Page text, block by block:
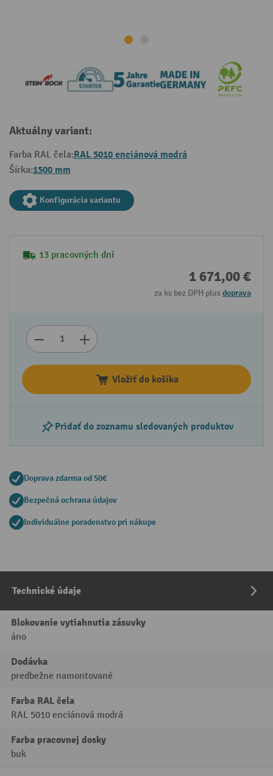
Aktuálny variant:
Farba RAL čela:RAL 5010 enciánová modrá
Šírka:1500 mm
Konfigurácia variantu
13 pracovných dní
1 671,00 €
za ks bez DPH plusdoprava
Vložiť do košíka
Pridať do zoznamu sledovaných produktov
Doprava zdarma od 50€
Bezpečná ochrana údajov
Individuálne poradenstvo pri nákupe
Technické údaje
Blokovanie vytiahnutia zásuvky
áno
Dodávka
predbežne namontované
Farba RAL čela
RAL 5010 enciánová modrá
Farba pracovnej dosky
buk